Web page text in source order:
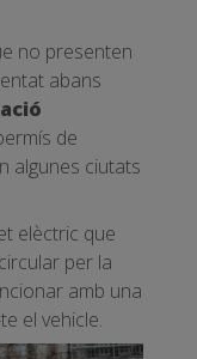
no presenten
abans
de
algunes ciutats
elèctric que
per la
amb una
el vehicle.